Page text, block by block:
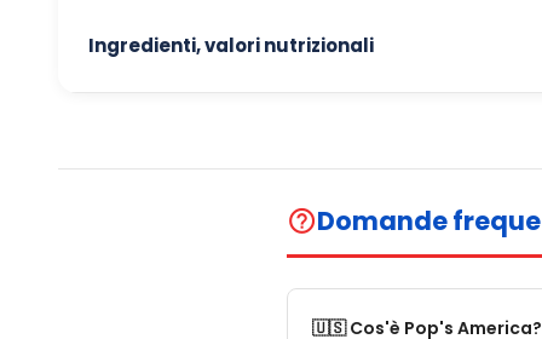
Ingredienti, valori nutrizionali
help_outlineDomande
🇺🇸 Cos'è Pop's America?